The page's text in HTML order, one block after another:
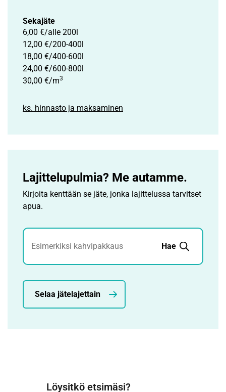
Sekajäte
6,00 €/alle 200l
12,00 €/200-400l
18,00 €/400-600l
24,00 €/600-800l
30,00 €/m3
ks. hinnasto ja maksaminen
Lajittelupulmia? Me autamme.
Kirjoita kenttään se jäte, jonka lajittelussa tarvitset
apua.
Jätehaku
Hae
Selaa jätelajettain
Löysitkö etsimäsi?